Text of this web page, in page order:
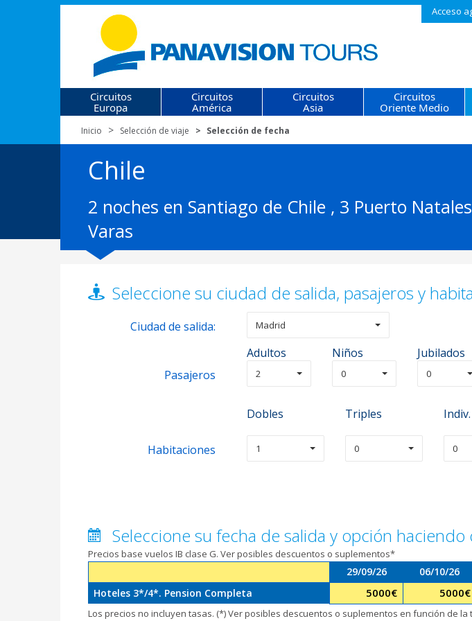
Acceso
Circuitos
Europa
Circuitos
América
Circuitos
Asia
Circuitos
Oriente Medio
Inicio Selección de viaje Selección de fecha
Chile
2 noches en Santiago de Chile , 3 Puerto
Varas
Seleccione su ciudad de salida, pasajeros y
Ciudad de salida: Madrid
Adultos Niños
Jubilados
Pasajeros
2 0 0
Dobles Triples Indiv.
Habitaciones 1 0 0
Seleccione su fecha de salida y opción haciendo
Precios base vuelos IB clase G. Ver posibles descuentos o suplementos*
29/09/26
06/10/26
Hoteles 3*/4*. Pension Completa
5000€ 5000€
Los precios no incluyen tasas. (*) Ver posibles descuentos o suplementos en función de